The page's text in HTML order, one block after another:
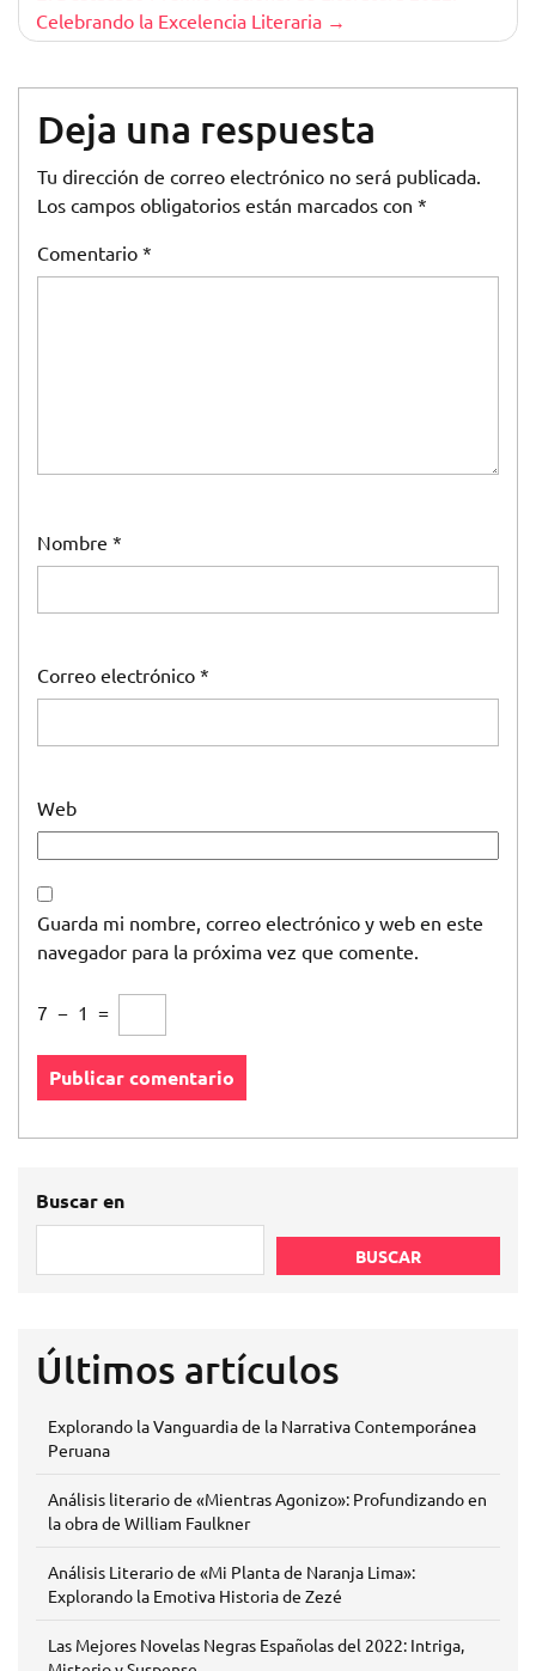
Celebrando la Excelencia Literaria
Deja una respuesta
Tu dirección de correo electrónico no será publicada.
Los campos obligatorios están marcados con *
Comentario *
Nombre *
Correo electrónico *
Web
Guarda mi nombre, correo electrónico y web en este
navegador para la próxima vez que comente.
7 − 1 =
Buscar en
BUSCAR
Últimos artículos
Explorando la Vanguardia de la Narrativa Contemporánea
Peruana
Análisis literario de «Mientras Agonizo»: Profundizando en
la obra de William Faulkner
Análisis Literario de «Mi Planta de Naranja Lima»:
Explorando la Emotiva Historia de Zezé
Las Mejores Novelas Negras Españolas del 2022: Intriga,